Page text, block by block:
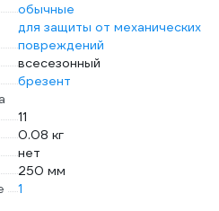
обычные
для защиты от механических
повреждений
всесезонный
брезент
11
0.08 кг
нет
250 мм
1